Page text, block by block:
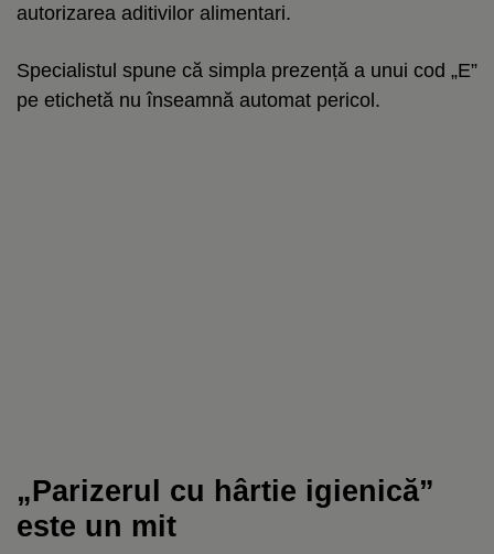
autorizarea aditivilor alimentari.
Specialistul spune că simpla prezență a unui cod „E”
pe etichetă nu înseamnă automat pericol.
„Parizerul cu hârtie igienică”
este un mit